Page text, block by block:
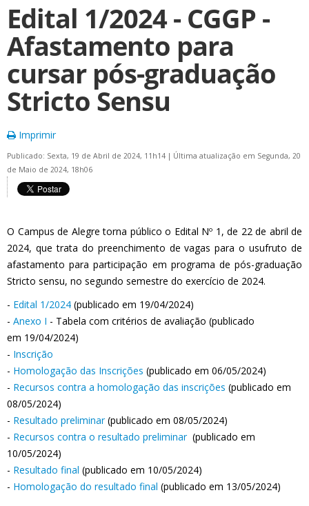
Edital 1/2024 - CGGP -
Afastamento para
cursar pós-graduação
Stricto Sensu
Imprimir
Publicado: Sexta, 19 de Abril de 2024, 11h14 | Última atualização em Segunda, 20
de Maio de 2024, 18h06
O Campus de Alegre torna público o Edital Nº 1, de 22 de abril de
2024, que trata do preenchimento de vagas para o usufruto de
afastamento para participação em programa de pós-graduação
Stricto sensu, no segundo semestre do exercício de 2024.
- Edital 1/2024 (publicado em 19/04/2024)
- Anexo I - Tabela com critérios de avaliação (publicado
em 19/04/2024)
- Inscrição
- Homologação das Inscrições (publicado em 06/05/2024)
- Recursos contra a homologação das inscrições (publicado em
08/05/2024)
- Resultado preliminar(publicado em 08/05/2024)
- Recursos contra o resultado preliminar (publicado em
10/05/2024)
- Resultado final (publicado em 10/05/2024)
- Homologação do resultado final (publicado em 13/05/2024)